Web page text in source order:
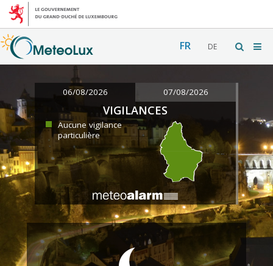
FR DE
06/08/2026 07/08/2026
VIGILANCES
Aucune vigilance
particulière